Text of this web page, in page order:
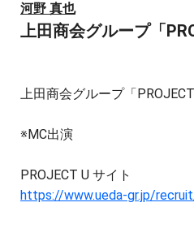
河野 真也
上田商会グループ「
上田商会グループ「
※MC出演
PROJECT U サイト
https://www.ueda-gr.jp/